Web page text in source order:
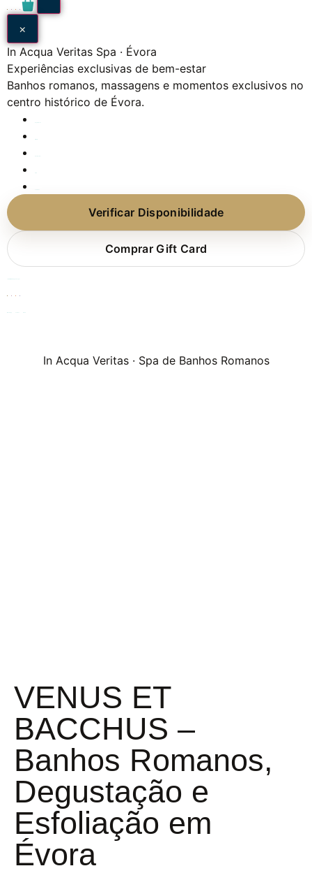
×
In Acqua Veritas Spa · Évora
Experiências exclusivas de bem-estar
Banhos romanos, massagens e momentos exclusivos no
centro histórico de Évora.
Verificar Disponibilidade
Comprar Gift Card
In Acqua Veritas · Spa de Banhos Romanos
VENUS ET
BACCHUS –
Banhos Romanos,
Degustação e
Esfoliação em
Évora